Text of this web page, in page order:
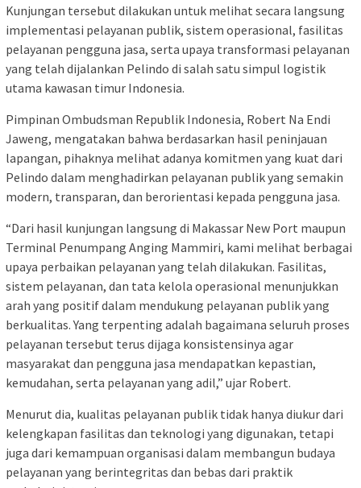
Kunjungan tersebut dilakukan untuk melihat secara langsung
implementasi pelayanan publik, sistem operasional, fasilitas
pelayanan pengguna jasa, serta upaya transformasi pelayanan
yang telah dijalankan Pelindo di salah satu simpul logistik
utama kawasan timur Indonesia.
Pimpinan Ombudsman Republik Indonesia, Robert Na Endi
Jaweng, mengatakan bahwa berdasarkan hasil peninjauan
lapangan, pihaknya melihat adanya komitmen yang kuat dari
Pelindo dalam menghadirkan pelayanan publik yang semakin
modern, transparan, dan berorientasi kepada pengguna jasa.
“Dari hasil kunjungan langsung di Makassar New Port maupun
Terminal Penumpang Anging Mammiri, kami melihat berbagai
upaya perbaikan pelayanan yang telah dilakukan. Fasilitas,
sistem pelayanan, dan tata kelola operasional menunjukkan
arah yang positif dalam mendukung pelayanan publik yang
berkualitas. Yang terpenting adalah bagaimana seluruh proses
pelayanan tersebut terus dijaga konsistensinya agar
masyarakat dan pengguna jasa mendapatkan kepastian,
kemudahan, serta pelayanan yang adil,” ujar Robert.
Menurut dia, kualitas pelayanan publik tidak hanya diukur dari
kelengkapan fasilitas dan teknologi yang digunakan, tetapi
juga dari kemampuan organisasi dalam membangun budaya
pelayanan yang berintegritas dan bebas dari praktik